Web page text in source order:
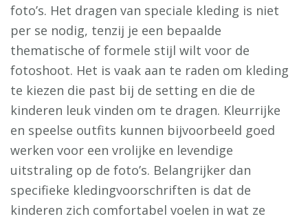
foto’s. Het dragen van speciale kleding is niet
per se nodig, tenzij je een bepaalde
thematische of formele stijl wilt voor de
fotoshoot. Het is vaak aan te raden om kleding
te kiezen die past bij de setting en die de
kinderen leuk vinden om te dragen. Kleurrijke
en speelse outfits kunnen bijvoorbeeld goed
werken voor een vrolijke en levendige
uitstraling op de foto’s. Belangrijker dan
specifieke kledingvoorschriften is dat de
kinderen zich comfortabel voelen in wat ze